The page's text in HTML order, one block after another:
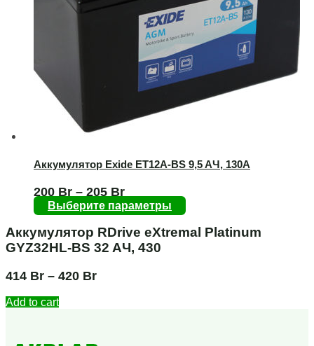
Аккумулятор Exide ET12A-BS 9,5 AЧ, 130А
200 Br – 205 Br
Выберите параметры
Аккумулятор RDrive eXtremal Platinum
GYZ32HL-BS 32 AЧ, 430
414 Br – 420 Br
Add to cart